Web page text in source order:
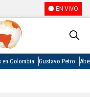
EN VIVO
en Colombia Gustavo Petro